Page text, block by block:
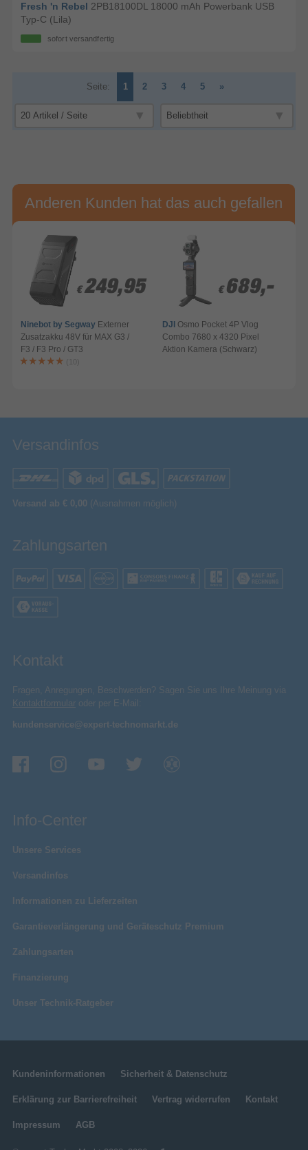
Fresh 'n Rebel 2PB18100DL 18000 mAh Powerbank USB
Typ-C (Lila)
sofort versandfertig
Seite: 1 2 3 4 5 »
Anderen Kunden hat das auch gefallen
€ 249,95
€ 249,95
Ninebot by Segway Externer
Zusatzakku 48V für MAX G3 /
F3 / F3 Pro / GT3
(10)
€ 689,-
€ 689,-
DJI Osmo Pocket 4P Vlog
Combo 7680 x 4320 Pixel
Aktion Kamera (Schwarz)
Versandinfos
Versand ab € 0,00 (Ausnahmen möglich)
Zahlungsarten
Kontakt
Fragen, Anregungen, Beschwerden? Sagen Sie uns Ihre Meinung via
Kontaktformular oder per E-Mail:
kundenservice@expert-technomarkt.de
Info-Center
Unsere Services
Versandinfos
Informationen zu Lieferzeiten
Garantieverlängerung und Geräteschutz Premium
Zahlungsarten
Finanzierung
Unser Technik-Ratgeber
Kundeninformationen Sicherheit & Datenschutz
Erklärung zur Barrierefreiheit Vertrag widerrufen Kontakt
Impressum AGB